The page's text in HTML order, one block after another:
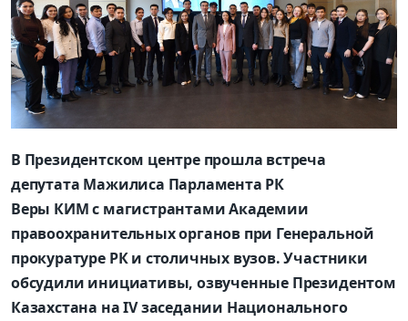
В Президентском центре прошла встреча
депутата Мажилиса Парламента РК
Веры КИМ с магистрантами Академии
правоохранительных органов при Генеральной
прокуратуре РК и столичных вузов. Участники
обсудили инициативы, озвученные Президентом
Казахстана на IV заседании Национального